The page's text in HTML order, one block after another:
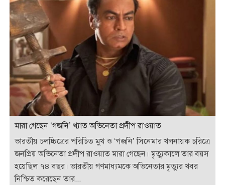
মারা গেছেন ‘গজনি’ খ্যাত অভিনেতা প্রদীপ রাওয়াত
ভারতীয় চলচ্চিত্রের পরিচিত মুখ ও ‘গজনি’ সিনেমার খলনায়ক চরিত্রে
জনপ্রিয় অভিনেতা প্রদীপ রাওয়াত মারা গেছেন। মৃত্যুকালে তার বয়স
হয়েছিল ৭৪ বছর। ভারতীয় গণমাধ্যমকে অভিনেতার মৃত্যুর খবর
নিশ্চিত করেছেন তার...